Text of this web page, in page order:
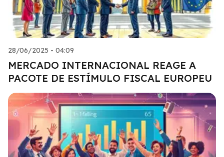
28/06/2025 - 04:09
MERCADO INTERNACIONAL REAGE A
PACOTE DE ESTÍMULO FISCAL EUROPEU